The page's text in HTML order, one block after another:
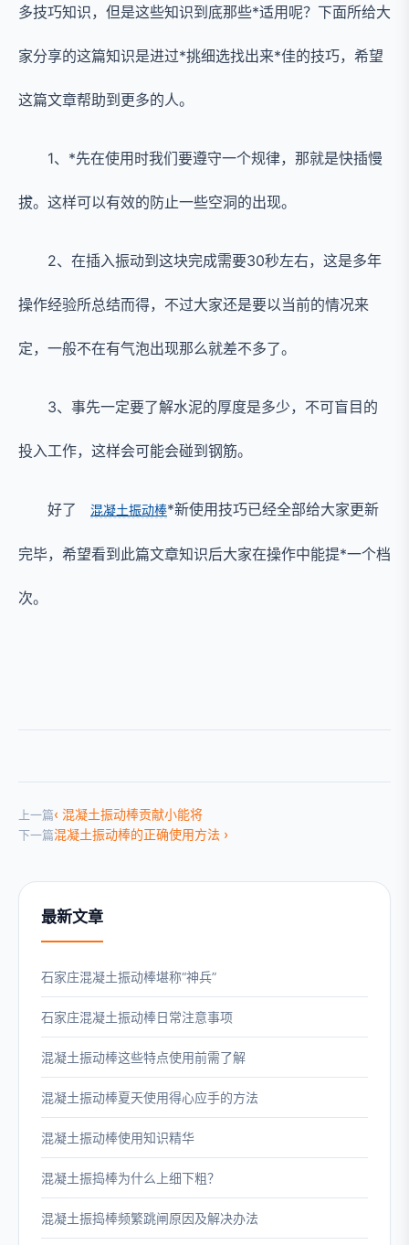
多技巧知识，但是这些知识到底那些*适用呢？下面所给大
家分享的这篇知识是进过*挑细选找出来*佳的技巧，希望
这篇文章帮助到更多的人。
1、*先在使用时我们要遵守一个规律，那就是快插慢
拔。这样可以有效的防止一些空洞的出现。
2、在插入振动到这块完成需要30秒左右，这是多年
操作经验所总结而得，不过大家还是要以当前的情况来
定，一般不在有气泡出现那么就差不多了。
3、事先一定要了解水泥的厚度是多少，不可盲目的
投入工作，这样会可能会碰到钢筋。
好了 混凝土振动棒*新使用技巧已经全部给大家更新
完毕，希望看到此篇文章知识后大家在操作中能提*一个档
次。
上一篇 混凝土振动棒贡献小能将
下一篇混凝土振动棒的正确使用方法
最新文章
石家庄混凝土振动棒堪称“神兵”
石家庄混凝土振动棒日常注意事项
混凝土振动棒这些特点使用前需了解
混凝土振动棒夏天使用得心应手的方法
混凝土振动棒使用知识精华
混凝土振捣棒为什么上细下粗？
混凝土振捣棒频繁跳闸原因及解决办法